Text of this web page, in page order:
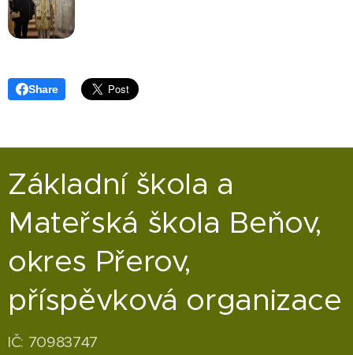
Share
Základní škola a
Mateřská škola Beňov,
okres Přerov,
příspěvková organizace
IČ: 70983747